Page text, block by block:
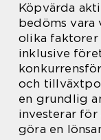
Köpvärda
bedöms vara
olika faktorer
inklusive
och
en grundlig
investerar för
göra en